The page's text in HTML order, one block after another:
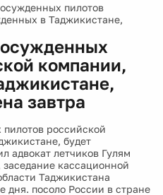
пилотов
в Таджикистане,
компании,
завтра
российской
будет
адвокат летчиков Гулям
кассационной
Таджикистана
дня. посоло России в стране